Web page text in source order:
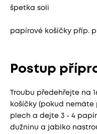
špetka soli
papírové košíčky příp.
Postup
Troubu předehřejte na
košíčky (pokud
plech a dejte 3 - 4
dužninu a jablko